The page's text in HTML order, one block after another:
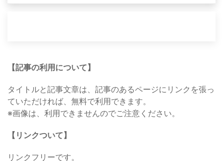
【記事の利用について】
タイトルと記事文章は、記事のあるページにリンクを張っ
ていただければ、無料で利用できます。
※画像は、利用できませんのでご注意ください。
【リンクついて】
リンクフリーです。